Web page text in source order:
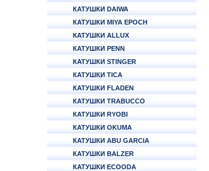
КАТУШКИ DAIWA
КАТУШКИ MIYA EPOCH
КАТУШКИ ALLUX
КАТУШКИ PENN
КАТУШКИ STINGER
КАТУШКИ TICA
КАТУШКИ FLADEN
КАТУШКИ TRABUCCO
КАТУШКИ RYOBI
КАТУШКИ OKUMA
КАТУШКИ ABU GARCIA
КАТУШКИ BALZER
КАТУШКИ ECOODA